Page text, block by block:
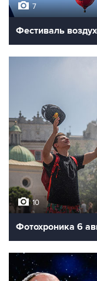
7
Фестиваль
10
Фотохроника 6